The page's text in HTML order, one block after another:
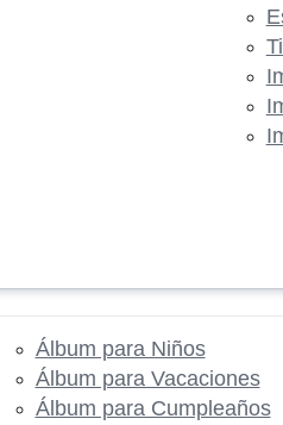
Álbum para Niños
Álbum para Vacaciones
Álbum para Cumpleaños